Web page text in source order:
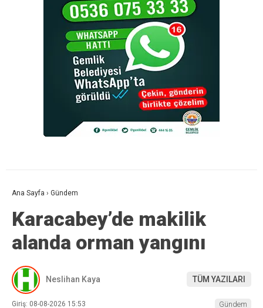
Ana Sayfa › Gündem
Karacabey’de makilik
alanda orman yangını
Neslihan Kaya TÜM YAZILARI
Giriş: 08-08-2026 15:53
Gündem